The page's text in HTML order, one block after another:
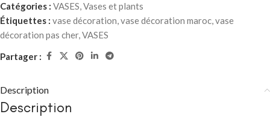
Catégories : VASES,Vases et plants
Étiquettes : vase décoration,vase décoration maroc,vase
décoration pas cher,VASES
Partager :
Description
Description